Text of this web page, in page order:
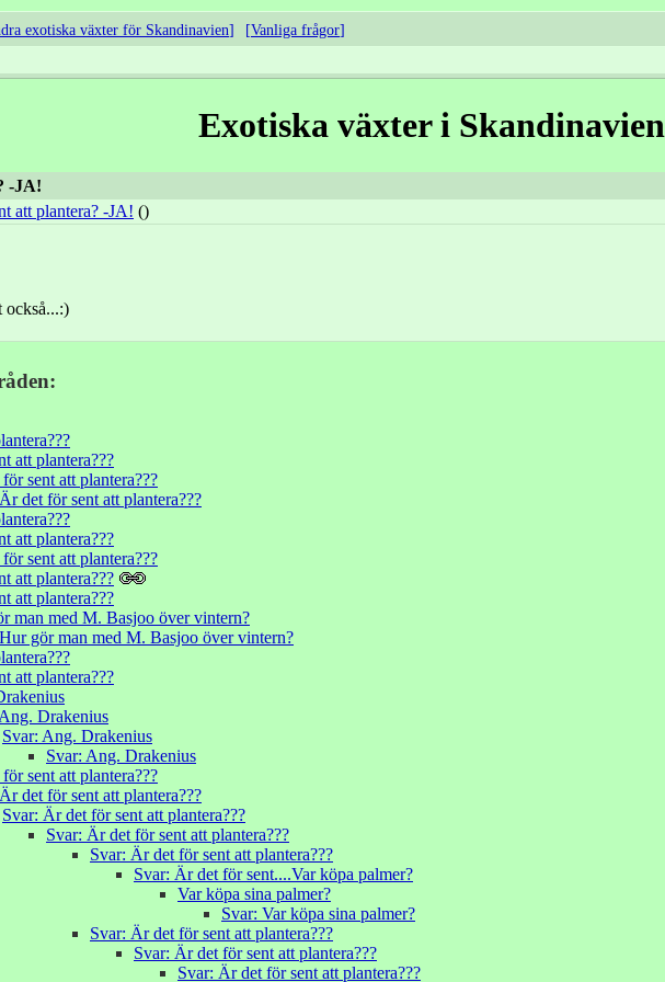
exotiska växter för Skandinavien
Vanliga frågor
Exotiska växter i Skandinavien
-JA!
att plantera? -JA! ()
också...:)
att plantera???
sent att plantera???
det för sent att plantera???
att plantera???
sent att plantera???
att plantera???
att plantera???
man med M. Basjoo över vintern?
gör man med M. Basjoo över vintern?
att plantera???
Drakenius
Svar: Ang. Drakenius
Svar: Ang. Drakenius
sent att plantera???
det för sent att plantera???
Svar: Är det för sent att plantera???
Svar: Är det för sent att plantera???
Svar: Är det för sent att plantera???
Svar: Är det för sent....Var köpa palmer?
Var köpa sina palmer?
Svar: Var köpa sina palmer?
Svar: Är det för sent att plantera???
Svar: Är det för sent att plantera???
Svar: Är det för sent att plantera???